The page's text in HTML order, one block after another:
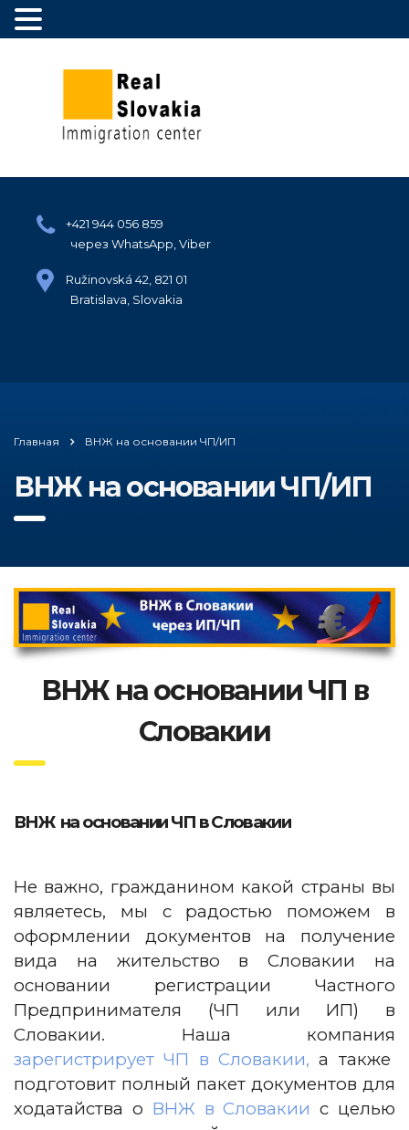
+421 944 056 859
через WhatsApp, Viber
Ružinovská 42, 821 01
Bratislava, Slovakia
Главная ВНЖ на основании ЧП/ИП
ВНЖ на основании ЧП/ИП
ВНЖ на основании ЧП в
Словакии
ВНЖ на основании ЧП в Словакии
Не важно, гражданином какой страны вы
являетесь, мы с радостью поможем в
оформлении документов на получение
вида на жительство в Словакии на
основании регистрации Частного
Предпринимателя (ЧП или ИП) в
Словакии. Наша компания
зарегистрирует ЧП в Словакии, а также
подготовит полный пакет документов для
ходатайства о ВНЖ в Словакии с целью